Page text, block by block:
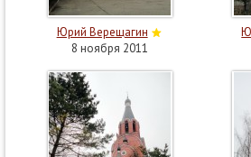
Юрий Верещагин
8 ноября 2011